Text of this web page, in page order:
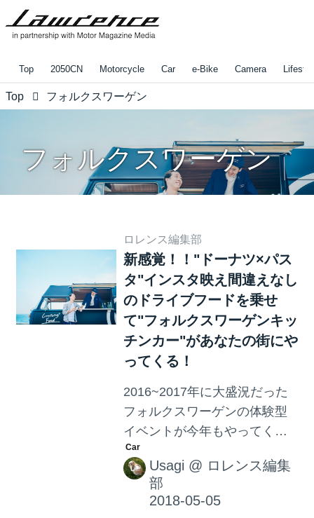
Top 2050CN Motorcycle Car e-Bike Camera
Top フォルクスワーゲン
フォルクスワーゲン
ロレンス編集部
新感覚！！"ドーナツ×パス
タ"インスタ映え間違えなし
のドライブフードを乗せ
て"フォルクスワーゲンキッ
チンカー"があなたの街にや
ってくる！
2016~2017年に大盛況だった
フォルクスワーゲンの体験型
イベントが今年もやってく
る！「Play On!」、VWブラン
ド体験キャンペーン第二
弾“Cruising Food（クルージン
グ フード）”が2018年5月5日
Usagi @ ロレンス編集
部